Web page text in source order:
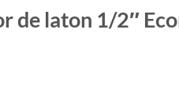
de laton 1/2″